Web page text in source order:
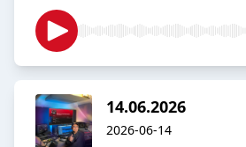
14.06.2026
2026-06-14